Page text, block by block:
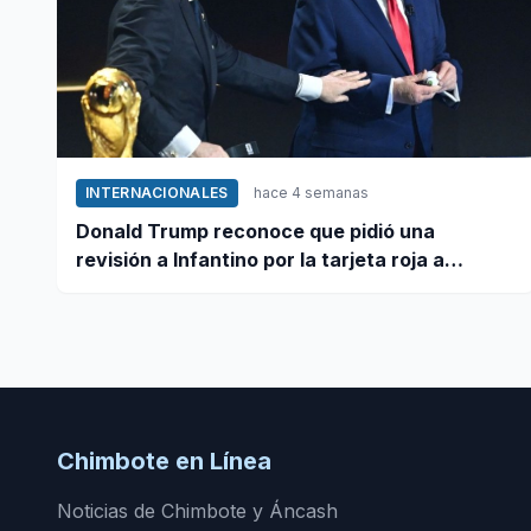
INTERNACIONALES hace 4 semanas
Donald Trump reconoce que pidió una
revisión a Infantino por la tarjeta roja a
Chimbote en Línea
Noticias de Chimbote y Áncash